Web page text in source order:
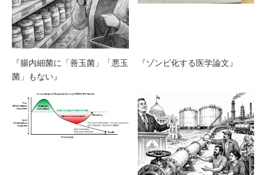
『腸内細菌に「善玉菌」「悪玉
菌」もない』
『ゾンビ化する医学論文』